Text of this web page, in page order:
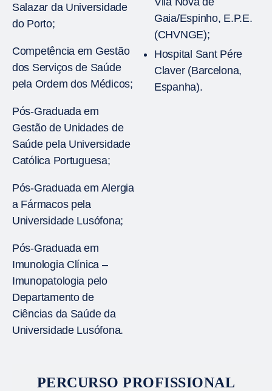
PERCURSO PROFISSIONAL
Salazar da Universidade
do Porto;
Competência em Gestão
dos Serviços de Saúde
pela Ordem dos Médicos;
Pós-Graduada em
Gestão de Unidades de
Saúde pela Universidade
Católica Portuguesa;
Pós-Graduada em Alergia
a Fármacos pela
Universidade Lusófona;
Pós-Graduada em
Imunologia Clínica –
Imunopatologia pelo
Departamento de
Ciências da Saúde da
Universidade Lusófona.
Gaia/Espinho, E.P.E.
(CHVNGE);
Hospital Sant Pére
Claver (Barcelona,
Espanha).